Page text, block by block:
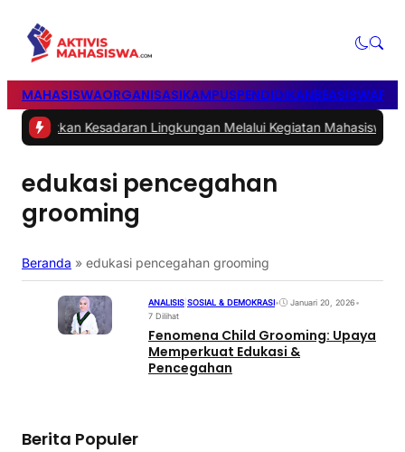
MAHASISWAORGANISASIKAMPUSPENDIDIKANBEASISWA
Kesadaran Lingkungan Melalui Kegiatan Mahasiswa KKN
edukasi pencegahan
grooming
Beranda » edukasi pencegahan grooming
ANALISIS SOSIAL & DEMOKRASI• Januari 20, 2026•
7 Dilihat
Fenomena Child Grooming: Upaya
Memperkuat Edukasi &
Pencegahan
Berita Populer